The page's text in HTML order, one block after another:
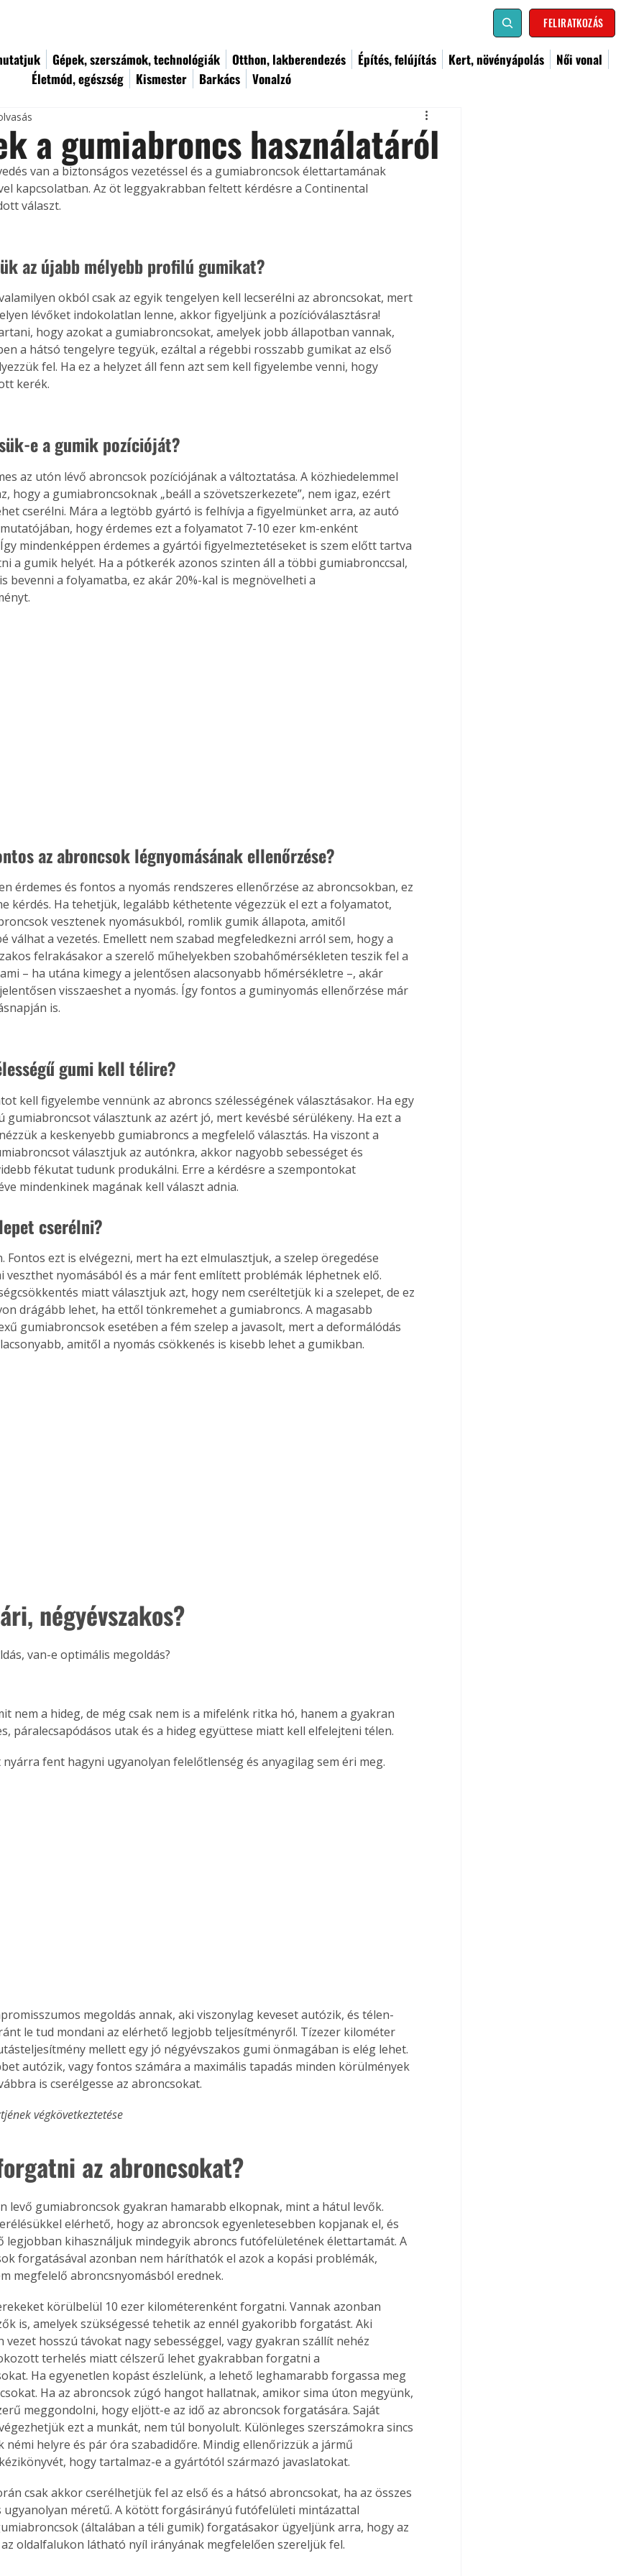
FELIRATKOZÁS
Gépek, szerszámok, technológiák Otthon, lakberendezés Építés, felújítás Kert, növényápolás
Női vonal
Életmód, egészség
Kismester Barkács Vonalzó
az
A
Együtt jobban megéri!
Gyógyító növények: a
a gumiabroncs használatáról
van a biztonságos vezetéssel és a gumiabroncsok élettartamának
kapcsolatban. Az öt leggyakrabban feltett kérdésre a Continental
választ.
az újabb mélyebb profilú gumikat?
okból csak az egyik tengelyen kell lecserélni az abroncsokat, mert
lévőket indokolatlan lenne, akkor figyeljünk a pozícióválasztásra!
hogy azokat a gumiabroncsokat, amelyek jobb állapotban vannak,
a hátsó tengelyre tegyük, ezáltal a régebbi rosszabb gumikat az első
fel. Ha ez a helyzet áll fenn azt sem kell figyelembe venni, hogy
kerék.
e a gumik pozícióját?
az utón lévő abroncsok pozíciójának a változtatása. A közhiedelemmel
hogy a gumiabroncsoknak „beáll a szövetszerkezete”, nem igaz, ezért
cserélni. Mára a legtöbb gyártó is felhívja a figyelmünket arra, az autó
hogy érdemes ezt a folyamatot 7-10 ezer km-enként
mindenképpen érdemes a gyártói figyelmeztetéseket is szem előtt tartva
a gumik helyét. Ha a pótkerék azonos szinten áll a többi gumiabronccsal,
bevenni a folyamatba, ez akár 20%-kal is megnövelheti a
az abroncsok légnyomásának ellenőrzése?
érdemes és fontos a nyomás rendszeres ellenőrzése az abroncsokban, ez
kérdés. Ha tehetjük, legalább kéthetente végezzük el ezt a folyamatot,
vesztenek nyomásukból, romlik gumik állapota, amitől
válhat a vezetés. Emellett nem szabad megfeledkezni arról sem, hogy a
felrakásakor a szerelő műhelyekben szobahőmérsékleten teszik fel a
– ha utána kimegy a jelentősen alacsonyabb hőmérsékletre –, akár
visszaeshet a nyomás. Így fontos a guminyomás ellenőrzése már
is.
gumi kell télire?
kell figyelembe vennünk az abroncs szélességének választásakor. Ha egy
gumiabroncsot választunk az azért jó, mert kevésbé sérülékeny. Ha ezt a
a keskenyebb gumiabroncs a megfelelő választás. Ha viszont a
választjuk az autónkra, akkor nagyobb sebességet és
fékutat tudunk produkálni. Erre a kérdésre a szempontokat
mindenkinek magának kell választ adnia.
cserélni?
Fontos ezt is elvégezni, mert ha ezt elmulasztjuk, a szelep öregedése
veszthet nyomásából és a már fent említett problémák léphetnek elő.
miatt választjuk azt, hogy nem cseréltetjük ki a szelepet, de ez
drágább lehet, ha ettől tönkremehet a gumiabroncs. A magasabb
gumiabroncsok esetében a fém szelep a javasolt, mert a deformálódás
amitől a nyomás csökkenés is kisebb lehet a gumikban.
négyévszakos?
van-e optimális megoldás?
nem a hideg, de még csak nem is a mifelénk ritka hó, hanem a gyakran
páralecsapódásos utak és a hideg együttese miatt kell elfelejteni télen.
nyárra fent hagyni ugyanolyan felelőtlenség és anyagilag sem éri meg.
megoldás annak, aki viszonylag keveset autózik, és télen-
le tud mondani az elérhető legjobb teljesítményről. Tízezer kilométer
mellett egy jó négyévszakos gumi önmagában is elég lehet.
autózik, vagy fontos számára a maximális tapadás minden körülmények
is cserélgesse az abroncsokat.
végkövetkeztetése
az abroncsokat?
levő gumiabroncsok gyakran hamarabb elkopnak, mint a hátul levők.
elérhető, hogy az abroncsok egyenletesebben kopjanak el, és
legjobban kihasználjuk mindegyik abroncs futófelületének élettartamát. A
forgatásával azonban nem háríthatók el azok a kopási problémák,
megfelelő abroncsnyomásból erednek.
körülbelül 10 ezer kilométerenként forgatni. Vannak azonban
is, amelyek szükségessé tehetik az ennél gyakoribb forgatást. Aki
vezet hosszú távokat nagy sebességgel, vagy gyakran szállít nehéz
terhelés miatt célszerű lehet gyakrabban forgatni a
Ha egyenetlen kopást észlelünk, a lehető leghamarabb forgassa meg
Ha az abroncsok zúgó hangot hallatnak, amikor sima úton megyünk,
meggondolni, hogy eljött-e az idő az abroncsok forgatására. Saját
ezt a munkát, nem túl bonyolult. Különleges szerszámokra sincs
némi helyre és pár óra szabadidőre. Mindig ellenőrizzük a jármű
hogy tartalmaz-e a gyártótól származó javaslatokat.
csak akkor cserélhetjük fel az első és a hátsó abroncsokat, ha az összes
ugyanolyan méretű. A kötött forgásirányú futófelületi mintázattal
(általában a téli gumik) forgatásakor ügyeljünk arra, hogy az
oldalfalukon látható nyíl irányának megfelelően szereljük fel.